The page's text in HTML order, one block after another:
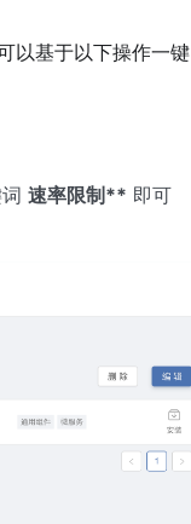
以基于以下操作一键
速率限制** 即可